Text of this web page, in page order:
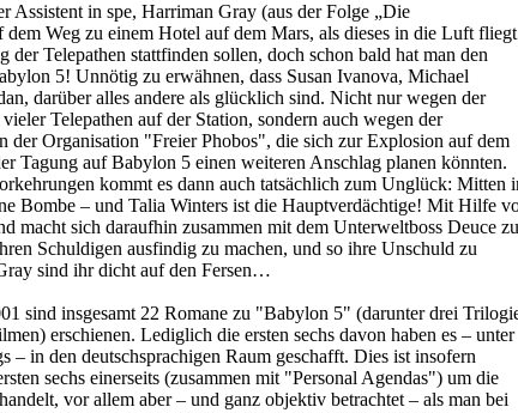
Assistent in spe, Harriman Gray (aus der Folge „Die
dem Weg zu einem Hotel auf dem Mars, als dieses in die Luft
der Telepathen stattfinden sollen, doch schon bald hat man den
5! Unnötig zu erwähnen, dass Susan Ivanova, Michael
darüber alles andere als glücklich sind. Nicht nur wegen der
Telepathen auf der Station, sondern auch wegen der
der Organisation "Freier Phobos", die sich zur Explosion auf dem
Tagung auf Babylon 5 einen weiteren Anschlag planen könnten.
kommt es dann auch tatsächlich zum Unglück: Mitten
Bombe – und Talia Winters ist die Hauptverdächtige! Mit Hilfe
macht sich daraufhin zusammen mit dem Unterweltboss Deuce
Schuldigen ausfindig zu machen, und so ihre Unschuld zu
sind ihr dicht auf den Fersen…
sind insgesamt 22 Romane zu "Babylon 5" (darunter drei
erschienen. Lediglich die ersten sechs davon haben es – unter
– in den deutschsprachigen Raum geschafft. Dies ist insofern
sechs einerseits (zusammen mit "Personal Agendas") um die
vor allem aber – und ganz objektiv betrachtet – als man bei